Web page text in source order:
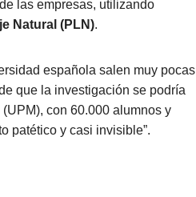
las empresas, utilizando
Natural (PLN).
española salen muy pocas
que la investigación se podría
con 60.000 alumnos y
patético y casi invisible”.